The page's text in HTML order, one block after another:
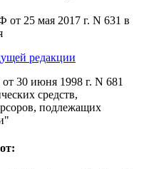
от 25 мая 2017 г. N 631 в
редакции
30 июня 1998 г. N 681
средств,
подлежащих